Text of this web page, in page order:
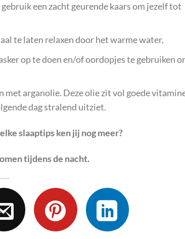
een zacht geurende kaars om jezelf tot
te laten relaxen door het warme water,
op te doen en/of oordopjes te gebruiken
met arganolie. Deze olie zit vol goede
dag stralend uitziet.
slaaptips ken jij nog meer?
tijdens de nacht.